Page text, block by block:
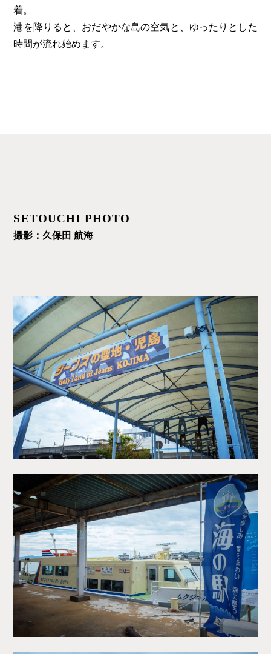
着。
港を降りると、おだやかな島の空気と、ゆったりとした
時間が流れ始めます。
SETOUCHI PHOTO
撮影：久保田 航海